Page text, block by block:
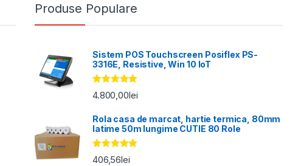
Produse Populare
Sistem POS Touchscreen Posiflex PS-
3316E, Resistive, Win 10 IoT
Evaluat la
5.00din 5
4.800,00lei
Rola casa de marcat, hartie termica, 80mm
latime 50m lungime CUTIE 80 Role
Evaluat la
406,56lei